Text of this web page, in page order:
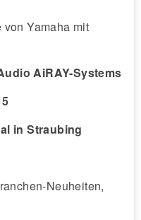
Yamaha mit
AiRAY-Systems
in Straubing
Neuheiten,